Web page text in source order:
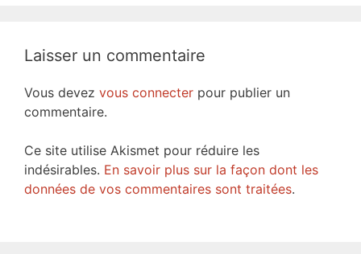
Laisser un commentaire
Vous devez vous connecter pour publier un
commentaire.
Ce site utilise Akismet pour réduire les
indésirables. En savoir plus sur la façon dont les
données de vos commentaires sont traitées.